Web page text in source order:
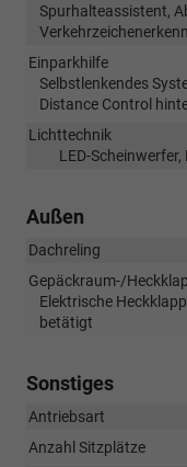
Spurhalteassistent,
Einparkhilfe
Selbstlenkendes
Distance Control
Lichttechnik
LED-
Außen
Dachreling
Gepäckraum-/
Elektrische
betätigt
Sonstiges
Antriebsart
Anzahl Sitzplätze